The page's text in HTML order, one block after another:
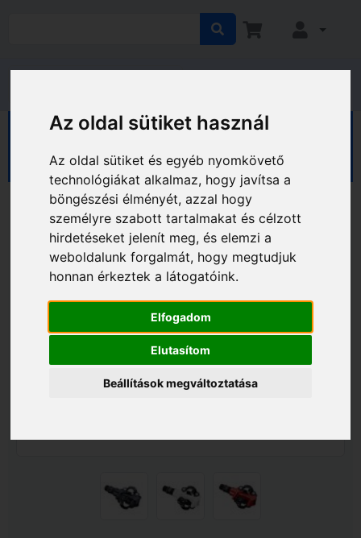
Az oldal sütiket használ
Az oldal sütiket és egyéb nyomkövető
technológiákat alkalmaz, hogy javítsa a
böngészési élményét, azzal hogy
személyre szabott tartalmakat és célzott
hirdetéseket jelenít meg, és elemzi a
weboldalunk forgalmát, hogy megtudjuk
honnan érkeztek a látogatóink.
Elfogadom
Elutasítom
Beállítások megváltoztatása
Sport, kerékpár
Pedálok